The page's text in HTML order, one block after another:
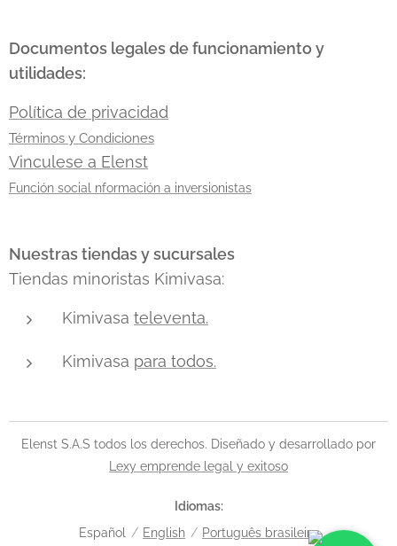
centrado en la...
evitar caídas...
Documentos legales de funcionamiento y
utilidades:
Política de privacidad
Términos y Condiciones
Vinculese a Elenst
Función social nformación a inversionistas
Nuestras tiendas y sucursales
Tiendas minoristas Kimivasa:
Kimivasa televenta.
Kimivasa para todos.
Elenst S.A.S todos los derechos. Diseñado y desarrollado por
Lexy emprende legal y exitoso
Idiomas
Español
English Português brasileiro